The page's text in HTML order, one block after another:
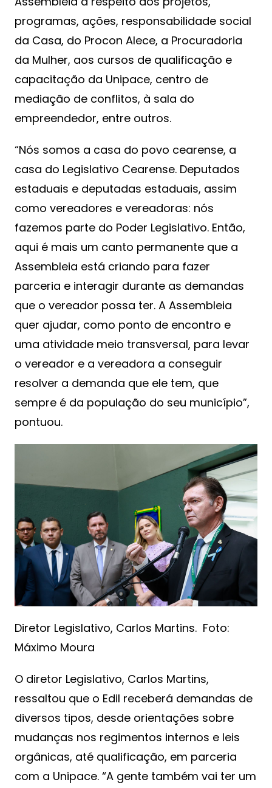
programas, ações, responsabilidade social
da Casa, do Procon Alece, a Procuradoria
da Mulher, aos cursos de qualificação e
capacitação da Unipace, centro de
mediação de conflitos, à sala do
empreendedor, entre outros.
“Nós somos a casa do povo cearense, a
casa do Legislativo Cearense. Deputados
estaduais e deputadas estaduais, assim
como vereadores e vereadoras: nós
fazemos parte do Poder Legislativo. Então,
aqui é mais um canto permanente que a
Assembleia está criando para fazer
parceria e interagir durante as demandas
que o vereador possa ter. A Assembleia
quer ajudar, como ponto de encontro e
uma atividade meio transversal, para levar
o vereador e a vereadora a conseguir
resolver a demanda que ele tem, que
sempre é da população do seu município”,
pontuou.
Diretor Legislativo, Carlos Martins. Foto:
Máximo Moura
O diretor Legislativo, Carlos Martins,
ressaltou que o Edil receberá demandas de
diversos tipos, desde orientações sobre
mudanças nos regimentos internos e leis
orgânicas, até qualificação, em parceria
com a Unipace. “A gente também vai ter um